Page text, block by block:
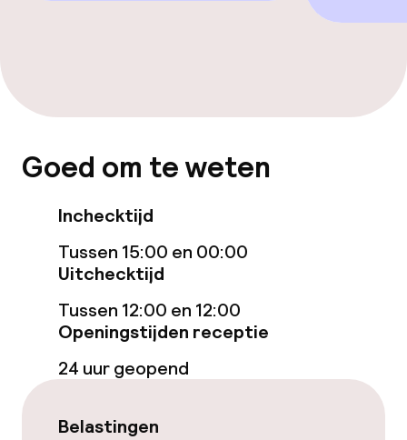
Gratis wifi
TV lounge
Eet- en drinkgelegenheden
Restaurant
Bar
Eet- en drinkdiensten
Ontbijtbuffet
Goed om te weten
Inchecktijd
Tussen 15:00 en 00:00
Uitchecktijd
Tussen 12:00 en 12:00
Openingstijden receptie
24 uur geopend
Belastingen